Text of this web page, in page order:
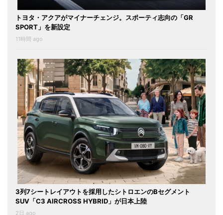
トヨタ・アクアがマイナーチェンジ。スポーティ志向の「GR
SPORT」を新設定
11時間 ago
3列7シートレイアウトを採用したシトロエンのBセグメント
SUV「C3 AIRCROSS HYBRID」が日本上陸
2日 ago